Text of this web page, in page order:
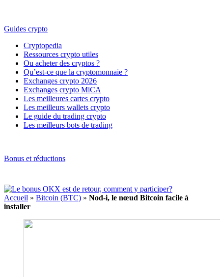
Guides crypto
Cryptopedia
Ressources crypto utiles
Ou acheter des cryptos ?
Qu’est-ce que la cryptomonnaie ?
Exchanges crypto 2026
Exchanges crypto MiCA
Les meilleures cartes crypto
Les meilleurs wallets crypto
Le guide du trading crypto
Les meilleurs bots de trading
Bonus et réductions
Accueil » Bitcoin (BTC) » Nod-i, le nœud Bitcoin facile à
installer